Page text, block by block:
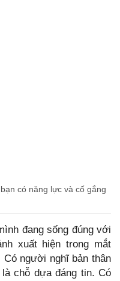
có năng lực và cố gắng
đang sống đúng với
xuất hiện trong mắt
người nghĩ bản thân
chỗ dựa đáng tin. Có